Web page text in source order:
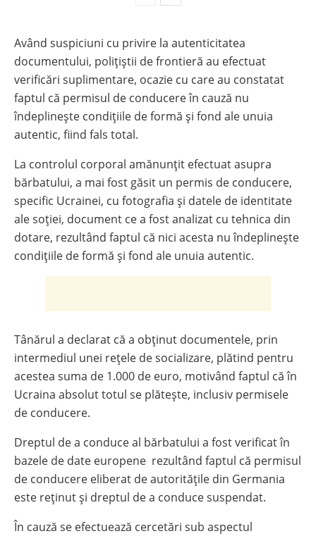
Având suspiciuni cu privire la autenticitatea
documentului, polițiștii de frontieră au efectuat
verificări suplimentare, ocazie cu care au constatat
faptul că permisul de conducere în cauză nu
îndeplinește condițiile de formă și fond ale unuia
autentic, fiind fals total.
La controlul corporal amănunțit efectuat asupra
bărbatului, a mai fost găsit un permis de conducere,
specific Ucrainei, cu fotografia și datele de identitate
ale soției, document ce a fost analizat cu tehnica din
dotare, rezultând faptul că nici acesta nu îndeplinește
condițiile de formă și fond ale unuia autentic.
Tânărul a declarat că a obținut documentele, prin
intermediul unei rețele de socializare, plătind pentru
acestea suma de 1.000 de euro, motivând faptul că în
Ucraina absolut totul se plătește, inclusiv permisele
de conducere.
Dreptul de a conduce al bărbatului a fost verificat în
bazele de date europene rezultând faptul că permisul
de conducere eliberat de autoritățile din Germania
este reținut și dreptul de a conduce suspendat.
În cauză se efectuează cercetări sub aspectul